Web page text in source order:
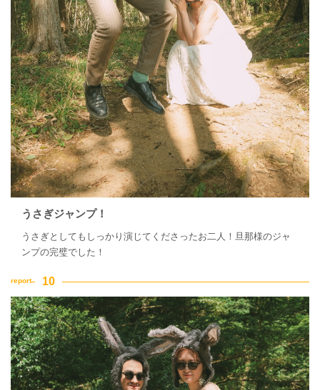
うさぎジャンプ！
うさぎとしてもしっかり演じてくださったお二人！旦那様のジャ
ンプの完璧でした！